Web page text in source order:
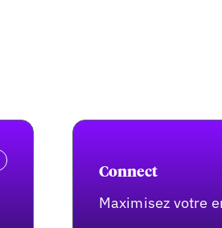
Connect
Maximisez votre